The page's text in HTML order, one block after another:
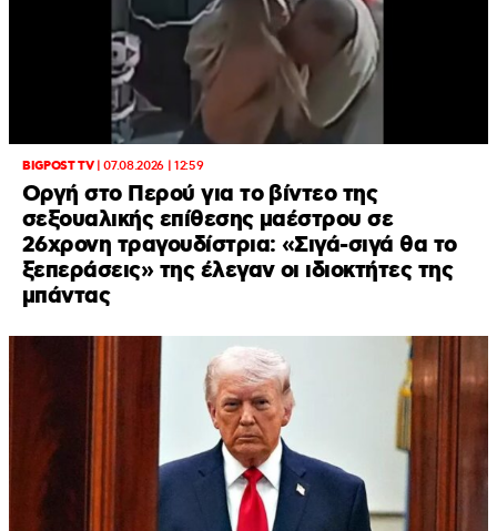
BIGPOST TV|07.08.2026 | 12:59
Οργή στο Περού για το βίντεο της
σεξουαλικής επίθεσης μαέστρου σε
26χρονη τραγουδίστρια: «Σιγά-σιγά θα το
ξεπεράσεις» της έλεγαν οι ιδιοκτήτες της
μπάντας